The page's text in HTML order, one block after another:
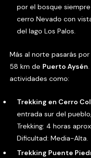
por el bosque
cerro Nevado con
del lago Los Palos.
Más al norte pasarás
58 km de Puerto Aysén
actividades como:
Trekking en Cerro
entrada sur del
Trekking: 4 horas
Dificultad: Media-Alta.
Trekking Puente